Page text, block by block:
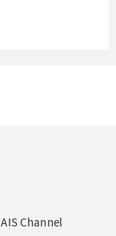
AIS Channel